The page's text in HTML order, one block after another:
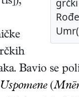
Bavio se
Uspomene (